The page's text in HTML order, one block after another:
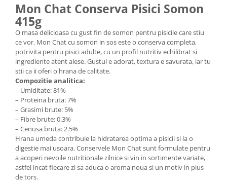
Mon Chat Conserva Pisici Somon
415g
O masa delicioasa cu gust fin de somon pentru pisicile care stiu
ce vor. Mon Chat cu somon in sos este o conserva completa,
potrivita pentru pisici adulte, cu un profil nutritiv echilibrat si
ingrediente atent alese. Gustul e adorat, textura e savurata, iar tu
stii ca ii oferi o hrana de calitate.
Compozitie analitica:
– Umiditate: 81%
– Proteina bruta: 7%
– Grasimi brute: 5%
– Fibre brute: 0.3%
– Cenusa bruta: 2.5%
Hrana umeda contribuie la hidratarea optima a pisicii si la o
digestie mai usoara. Conservele Mon Chat sunt formulate pentru
a acoperi nevoile nutritionale zilnice si vin in sortimente variate,
astfel incat fiecare zi sa aduca o aroma noua si un motiv in plus
de tors.